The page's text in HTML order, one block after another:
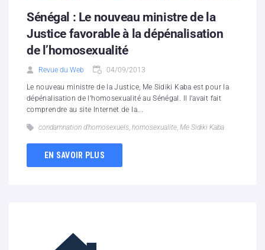
Sénégal : Le nouveau ministre de la
Justice favorable à la dépénalisation
de l’homosexualité
Revue du Web 04/09/2013
Le nouveau ministre de la Justice, Me Sidiki Kaba est pour la
dépénalisation de l’homosexualité au Sénégal. Il l’avait fait
comprendre au site Internet de la...
condamnation d'homosexuels, homosexualite, Me Sidiki Kaba
EN SAVOIR PLUS